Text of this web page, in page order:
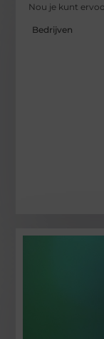
Nou je kunt
Bedrijven